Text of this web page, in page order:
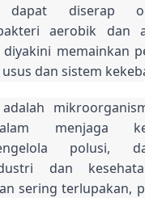
dapat diserap
aerobik dan
memainkan
dan sistem
menjaga
polusi,
dan
sering terlupakan,